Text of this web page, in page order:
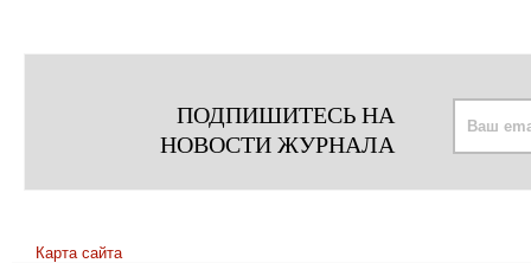
ПОДПИШИТЕСЬ НА
НОВОСТИ ЖУРНАЛА
Карта сайта